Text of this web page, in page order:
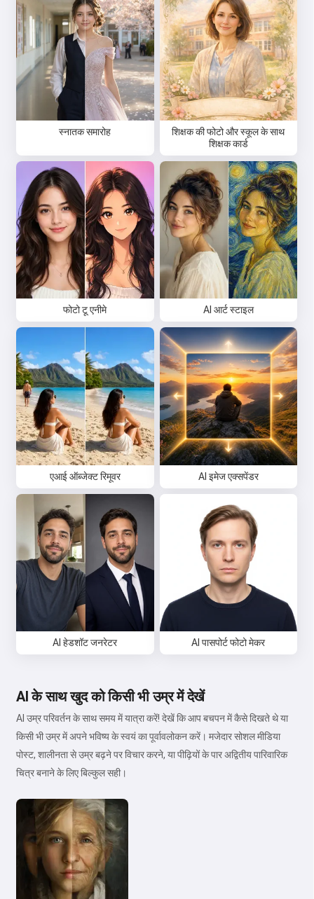
स्नातक समारोह
शिक्षक की फोटो और स्कूल के साथ
शिक्षक कार्ड
फोटो टू एनीमे AI आर्ट स्टाइल
एआई ऑब्जेक्ट रिमूवर AI इमेज एक्सपेंडर
AI हेडशॉट जनरेटर AI पासपोर्ट फोटो मेकर
AI के साथ खुद को किसी भी उम्र में देखें
AI उम्र परिवर्तन के साथ समय में यात्रा करें! देखें कि आप बचपन में कैसे दिखते थे या
किसी भी उम्र में अपने भविष्य के स्वयं का पूर्वावलोकन करें। मजेदार सोशल मीडिया
पोस्ट, शालीनता से उम्र बढ़ने पर विचार करने, या पीढ़ियों के पार अद्वितीय पारिवारिक
चित्र बनाने के लिए बिल्कुल सही।